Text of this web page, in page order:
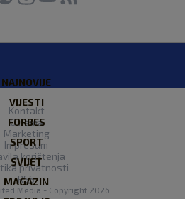
NAJNOVIJE
VIJESTI
FORBES
SPORT
SVIJET
MAGAZIN
Kontakt
O nama
Marketing
Impresum
korištenja
privatnosti
RSS
Media - Copyright 2026